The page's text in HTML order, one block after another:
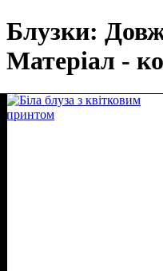
Блузки:
Матеріал -